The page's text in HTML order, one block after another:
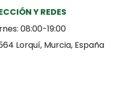
Y REDES
08:00-19:00
Lorquí, Murcia, España